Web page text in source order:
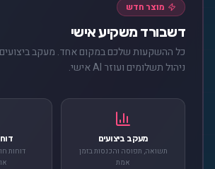
מוצר חדש
דשבורד משקיע אישי
כל ההשקעות שלכם במקום אחד. מעקב
ניהול תשלומים ועוזר AI אישי.
מעקב ביצועים
תשואה, תפוסה והכנסות בזמן
אמת
דוחות